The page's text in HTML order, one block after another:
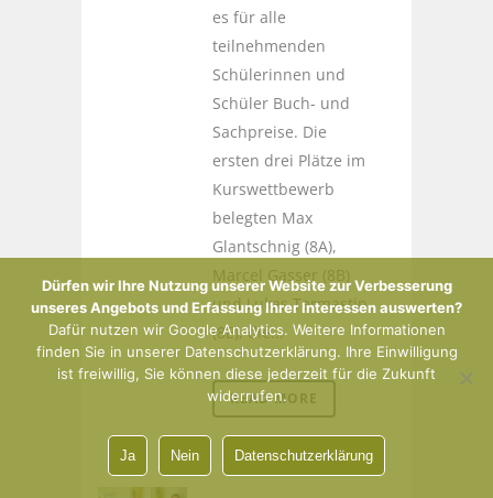
es für alle
teilnehmenden
Schülerinnen und
Schüler Buch- und
Sachpreise. Die
ersten drei Plätze im
Kurswettbewerb
belegten Max
Glantschnig (8A),
Marcel Gasser (8B)
und Lukas Tarmastin
(8E), die...
READ MORE
Dürfen wir Ihre Nutzung unserer Website zur Verbesserung
unseres Angebots und Erfassung Ihrer Interessen auswerten?
Dafür nutzen wir Google Analytics. Weitere Informationen
finden Sie in unserer Datenschutzerklärung. Ihre Einwilligung
ist freiwillig, Sie können diese jederzeit für die Zukunft
widerrufen.
Ja Nein Datenschutzerklärung